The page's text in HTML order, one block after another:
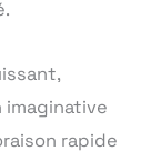
imaginative
rapide